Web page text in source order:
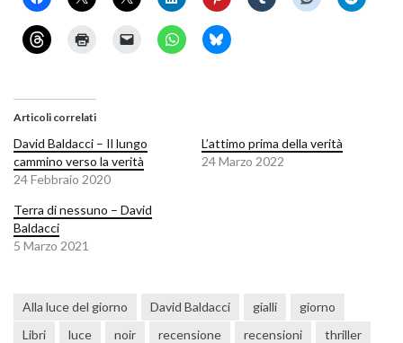
Articoli correlati
David Baldacci – Il lungo
cammino verso la verità
24 Febbraio 2020
L’attimo prima della verità
24 Marzo 2022
Terra di nessuno – David
Baldacci
5 Marzo 2021
Alla luce del giorno David Baldacci gialli
giorno
Libri
luce noir recensione recensioni
thriller